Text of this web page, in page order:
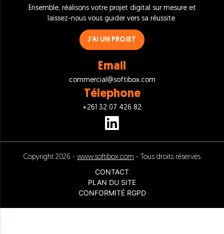
Ensemble, réalisons votre projet digital sur mesure et
laissez-nous vous guider vers sa réussite.
J’AI UN PROJET
Email
commercial@softibox.com
Télephone
+261 32 07 426 82
Copyright 2026 - www.softibox.com - Tous droits réservés
CONTACT
PLAN DU SITE
CONFORMITÉ RGPD